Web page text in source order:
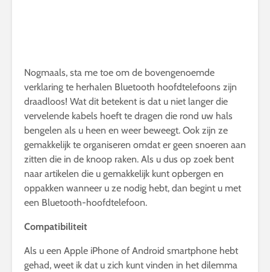
Nogmaals, sta me toe om de bovengenoemde
verklaring te herhalen Bluetooth hoofdtelefoons zijn
draadloos! Wat dit betekent is dat u niet langer die
vervelende kabels hoeft te dragen die rond uw hals
bengelen als u heen en weer beweegt. Ook zijn ze
gemakkelijk te organiseren omdat er geen snoeren aan
zitten die in de knoop raken. Als u dus op zoek bent
naar artikelen die u gemakkelijk kunt opbergen en
oppakken wanneer u ze nodig hebt, dan begint u met
een Bluetooth-hoofdtelefoon.
Compatibiliteit
Als u een Apple iPhone of Android smartphone hebt
gehad, weet ik dat u zich kunt vinden in het dilemma